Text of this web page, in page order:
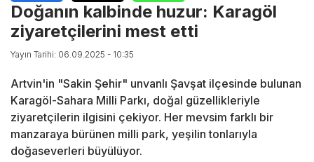
Doğanın kalbinde huzur: Karagöl
ziyaretçilerini mest etti
Yayın Tarihi: 06.09.2025 - 10:35
Artvin'in "Sakin Şehir" unvanlı Şavşat ilçesinde bulunan
Karagöl-Sahara Milli Parkı, doğal güzellikleriyle
ziyaretçilerin ilgisini çekiyor. Her mevsim farklı bir
manzaraya bürünen milli park, yeşilin tonlarıyla
doğaseverleri büyülüyor.